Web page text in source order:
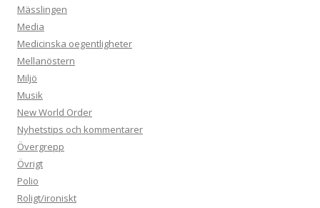
Mässlingen
Media
Medicinska oegentligheter
Mellanöstern
Miljö
Musik
New World Order
Nyhetstips och kommentarer
Övergrepp
Övrigt
Polio
Roligt/ironiskt